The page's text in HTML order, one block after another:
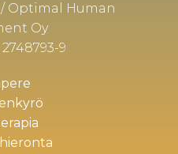
Optimal Human
Oy
9